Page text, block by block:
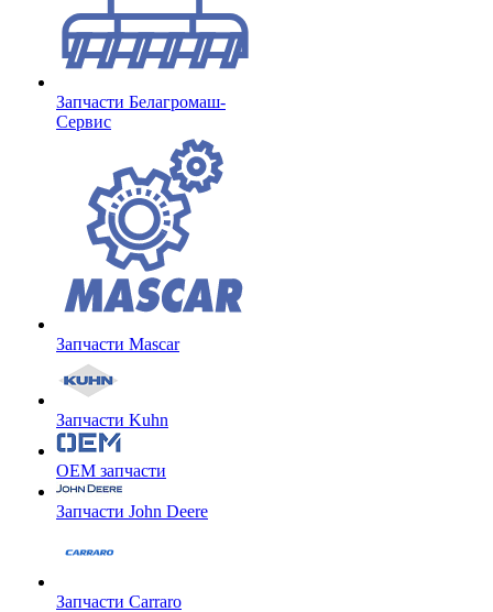
Запчасти Белагромаш-
Сервис
Запчасти Mascar
Запчасти Kuhn
OEM запчасти
Запчасти John Deere
Запчасти Carraro